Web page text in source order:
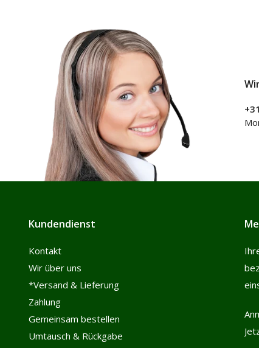
Kundendienst
Kontakt
Wir über uns
*Versand & Lieferung
Zahlung
Gemeinsam bestellen
Umtausch & Rückgabe